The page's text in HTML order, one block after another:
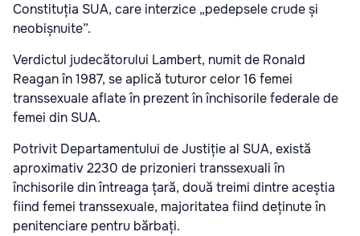
Constituția SUA, care interzice „pedepsele crude și
neobișnuite”.
Verdictul judecătorului Lambert, numit de Ronald
Reagan în 1987, se aplică tuturor celor 16 femei
transsexuale aflate în prezent în închisorile federale de
femei din SUA.
Potrivit Departamentului de Justiție al SUA, există
aproximativ 2230 de prizonieri transsexuali în
închisorile din întreaga țară, două treimi dintre aceștia
fiind femei transsexuale, majoritatea fiind deținute în
penitenciare pentru bărbați.